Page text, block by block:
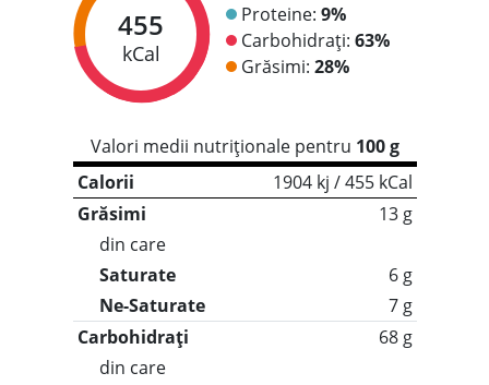
455
kCal
Proteine: 9%
Carbohidrați: 63%
Grăsimi: 28%
Valori medii nutriționale pentru 100 g
Calorii
1904 kj / 455 kCal
Grăsimi
13 g
din care
Saturate
6 g
Ne-Saturate
7 g
Carbohidrați
68 g
din care